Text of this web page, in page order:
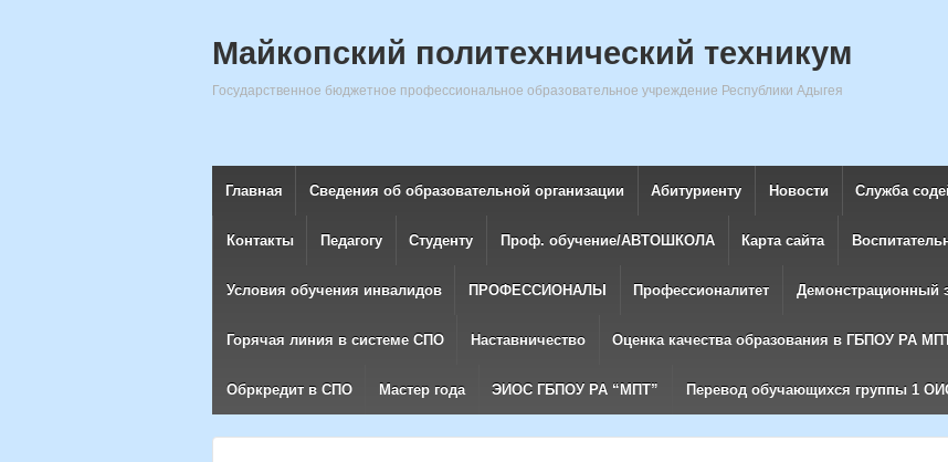
Майкопский политехнический техникум
Государственное бюджетное профессиональное образовательное учреждение Республики Адыгея
Главная Сведения об образовательной организации Абитуриенту Новости Служба
Контакты Педагогу Студенту Проф. обучение/АВТОШКОЛА Карта сайта
Условия обучения инвалидов ПРОФЕССИОНАЛЫ Профессионалитет Демонстрационный
Горячая линия в системе СПО Наставничество Оценка качества образования в ГБПОУ РА
Обркредит в СПО Мастер года ЭИОС ГБПОУ РА “МПТ” Перевод обучающихся группы 1